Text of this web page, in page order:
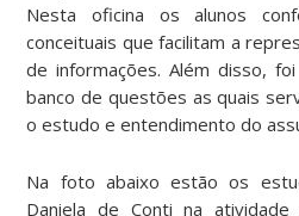
Nesta oficina os alunos
conceituais que facilitam a
de informações. Além disso,
banco de questões as quais
o estudo e entendimento do
Na foto abaixo estão os
Daniela de Conti na